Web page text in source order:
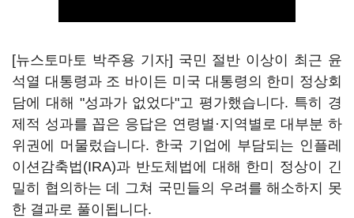
[뉴스토마토 박주용 기자] 국민 절반 이상이 최근 윤
석열 대통령과 조 바이든 미국 대통령의 한미 정상회
담에 대해 "성과가 없었다"고 평가했습니다. 특히 경
제적 성과를 꼽은 응답은 연령별·지역별로 대부분 하
위권에 머물렀습니다. 한국 기업에 부담되는 인플레
이션감축법(IRA)과 반도체법에 대해 한미 정상이 긴
밀히 협의하는 데 그쳐 국민들의 우려를 해소하지 못
한 결과로 풀이됩니다.